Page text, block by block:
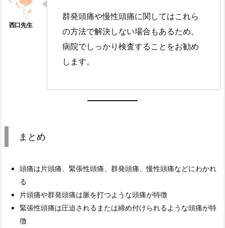
群発頭痛や慢性頭痛に関してはこれら
の方法で解決しない場合もあるため、
病院でしっかり検査することをお勧め
します。
まとめ
頭痛は片頭痛、緊張性頭痛、群発頭痛、慢性頭痛などにわかれ
る
片頭痛や群発頭痛は脈を打つような頭痛が特徴
緊張性頭痛は圧迫されるまたは締め付けられるような頭痛が特
徴